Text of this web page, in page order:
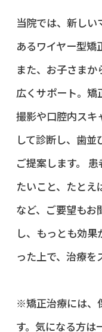
当院では、新しい
あるワイヤー型矯
また、お子さま
広くサポート。矯
撮影や口腔内スキ
して診断し、歯
ご提案します。
たいこと、たとえ
など、ご要望もお
し、もっとも効
った上で、治療を
※矯正治療には、
す。気になる方は